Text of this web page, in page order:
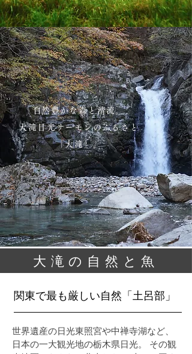
​自然豊かな森と清流。
大滝日光サーモンのふるさと
「大滝」。
​大滝の自然と魚
関東で最も厳しい自然「土呂部」
世界遺産の日光東照宮や中禅寺湖など、
日本の一大観光地の栃木県日光。 その観